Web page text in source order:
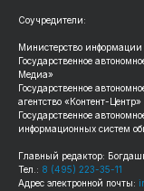
Соучредители:
Министерство
Государственное
Медиа»
Государственное
агентство «Контент-Центр»
Государственное
информационных систем
Главный редактор:
Тел.: 8 (495) 223-35-11
Адрес электронной почты: